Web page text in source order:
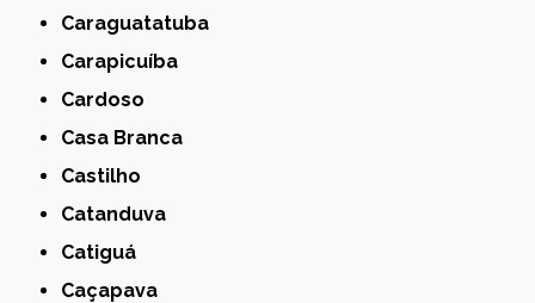
Caraguatatuba
Carapicuíba
Cardoso
Casa Branca
Castilho
Catanduva
Catiguá
Caçapava